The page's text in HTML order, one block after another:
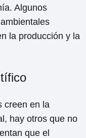
Algunos
la producción y la
creen en la
hay otros que no
que el